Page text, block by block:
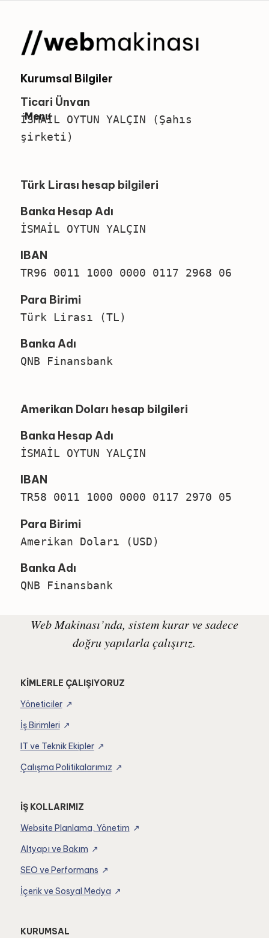
Menu
Kurumsal Bilgiler
Ticari Ünvan
İSMAİL OYTUN YALÇIN (Şahıs
şirketi)
Türk Lirası hesap bilgileri
Banka Hesap Adı
İSMAİL OYTUN YALÇIN
IBAN
TR96 0011 1000 0000 0117 2968 06
Para Birimi
Türk Lirası (TL)
Banka Adı
QNB Finansbank
Amerikan Doları hesap bilgileri
Banka Hesap Adı
İSMAİL OYTUN YALÇIN
IBAN
TR58 0011 1000 0000 0117 2970 05
Para Birimi
Amerikan Doları (USD)
Banka Adı
QNB Finansbank
Web Makinası’nda, sistem kurar ve sadece
doğru yapılarla çalışırız.
KİMLERLE ÇALIŞIYORUZ
Yöneticiler
İş Birimleri
IT ve Teknik Ekipler
Çalışma Politikalarımız
İŞ KOLLARIMIZ
Website Planlama, Yönetim
Altyapı ve Bakım
SEO ve Performans
İçerik ve Sosyal Medya
KURUMSAL